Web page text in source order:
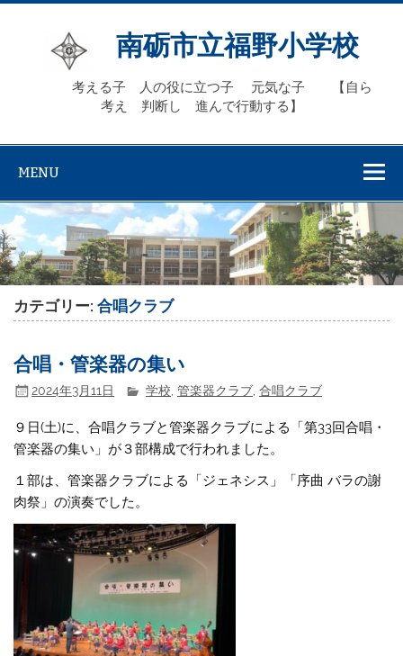
Skip
南砺市立福野小学校
考える子 人の役に立つ子 元気な子 【自ら
考え 判断し 進んで行動する】
MENU
カテゴリー:合唱クラブ
合唱・管楽器の集い
2024年3月11日 学校 ,管楽器クラブ ,合唱クラブ
９日(土)に、合唱クラブと管楽器クラブによる「第33回合唱・
管楽器の集い」が３部構成で行われました。
１部は、管楽器クラブによる「ジェネシス」「序曲 バラの謝
肉祭」の演奏でした。